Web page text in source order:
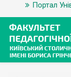
Портал